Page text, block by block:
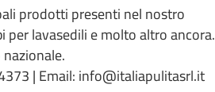
prodotti presenti nel nostro
lavasedili e molto altro ancora.
| Email: info@italiapulitasrl.it